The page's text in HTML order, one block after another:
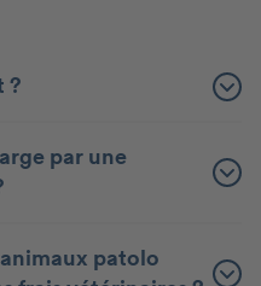
?
par une
patolo